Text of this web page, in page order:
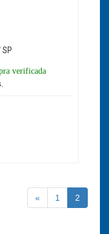
verificada
« 1 2